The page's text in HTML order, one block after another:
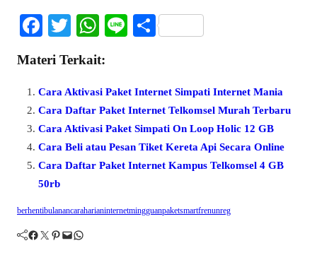
Fa
ce
bo
ok
T
tte
r
W
ts
A
pp
Li S
Materi Terkait:
Cara Aktivasi Paket Internet Simpati Internet Mania
Cara Daftar Paket Internet Telkomsel Murah Terbaru
Cara Aktivasi Paket Simpati On Loop Holic 12 GB
Cara Beli atau Pesan Tiket Kereta Api Secara Online
Cara Daftar Paket Internet Kampus Telkomsel 4 GB
50rb
berhentibulanancaraharianinternetmingguanpaketsmartfrenunreg
Facebook Twitter Pinterest Mail WhatsApp